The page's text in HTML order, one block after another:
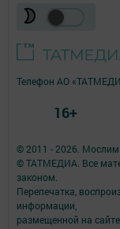
© 2011 - 2026.
© ТАТМЕДИА. Все
законом.
Перепечатка,
информации,
размещенной на
Телефон АО
16+